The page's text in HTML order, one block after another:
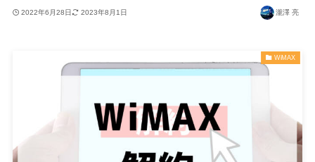
2022年6月28日 2023年8月1日 瀧澤 亮
WiMAX